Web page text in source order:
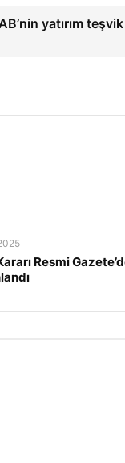
yatırım teşvik
Resmi